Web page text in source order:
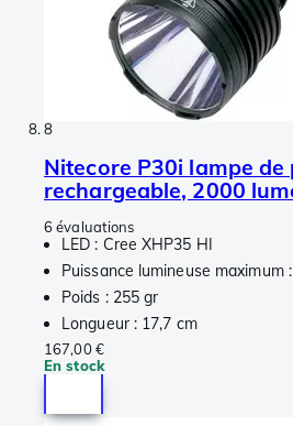
8
Nitecore P30i lampe de
rechargeable, 2000
6 évaluations
LED : Cree XHP35 HI
Puissance lumineuse maximum
Poids : 255 gr
Longueur : 17,7 cm
167,00 €
En stock